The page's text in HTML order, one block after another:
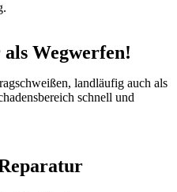
Wegwerfen!
landläufig auch als
schnell und